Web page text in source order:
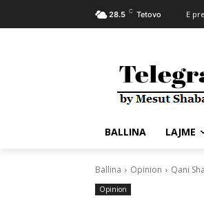
28.5 C Tetovo E
BALLINA LAJME
Ballina Opinion Qani
Opinion